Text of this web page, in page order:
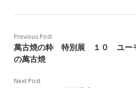
Previous Post
萬古焼の粋 特別展 １０ ユー
の萬古焼
Next Post